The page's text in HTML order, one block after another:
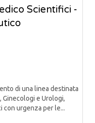
Scientifici -
di una linea destinata
Ginecologi e Urologi,
con urgenza per le...